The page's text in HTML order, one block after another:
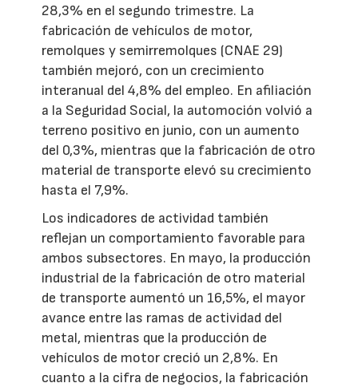
28,3% en el segundo trimestre. La
fabricación de vehículos de motor,
remolques y semirremolques (CNAE 29)
también mejoró, con un crecimiento
interanual del 4,8% del empleo. En afiliación
a la Seguridad Social, la automoción volvió a
terreno positivo en junio, con un aumento
del 0,3%, mientras que la fabricación de otro
material de transporte elevó su crecimiento
hasta el 7,9%.
Los indicadores de actividad también
reflejan un comportamiento favorable para
ambos subsectores. En mayo, la producción
industrial de la fabricación de otro material
de transporte aumentó un 16,5%, el mayor
avance entre las ramas de actividad del
metal, mientras que la producción de
vehículos de motor creció un 2,8%. En
cuanto a la cifra de negocios, la fabricación